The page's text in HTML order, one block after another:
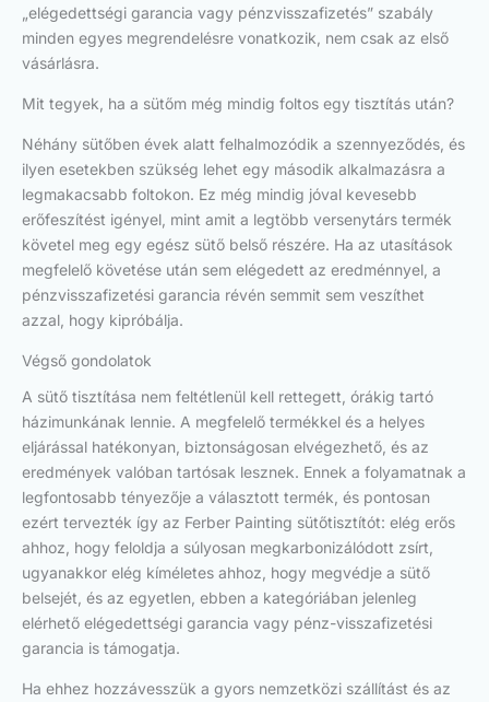
„elégedettségi garancia vagy pénzvisszafizetés” szabály
minden egyes megrendelésre vonatkozik, nem csak az első
vásárlásra.
Mit tegyek, ha a sütőm még mindig foltos egy tisztítás után?
Néhány sütőben évek alatt felhalmozódik a szennyeződés, és
ilyen esetekben szükség lehet egy második alkalmazásra a
legmakacsabb foltokon. Ez még mindig jóval kevesebb
erőfeszítést igényel, mint amit a legtöbb versenytárs termék
követel meg egy egész sütő belső részére. Ha az utasítások
megfelelő követése után sem elégedett az eredménnyel, a
pénzvisszafizetési garancia révén semmit sem veszíthet
azzal, hogy kipróbálja.
Végső gondolatok
A sütő tisztítása nem feltétlenül kell rettegett, órákig tartó
házimunkának lennie. A megfelelő termékkel és a helyes
eljárással hatékonyan, biztonságosan elvégezhető, és az
eredmények valóban tartósak lesznek. Ennek a folyamatnak a
legfontosabb tényezője a választott termék, és pontosan
ezért tervezték így az Ferber Painting sütőtisztítót: elég erős
ahhoz, hogy feloldja a súlyosan megkarbonizálódott zsírt,
ugyanakkor elég kíméletes ahhoz, hogy megvédje a sütő
belsejét, és az egyetlen, ebben a kategóriában jelenleg
elérhető elégedettségi garancia vagy pénz-visszafizetési
garancia is támogatja.
Ha ehhez hozzávesszük a gyors nemzetközi szállítást és az